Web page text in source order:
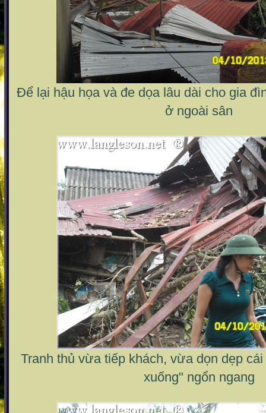
Để lại hậu họa và đe dọa lâu dài cho gia
ở ngoài sân
Tranh thủ vừa tiếp khách, vừa dọn dẹp
xuống" ngổn ngang